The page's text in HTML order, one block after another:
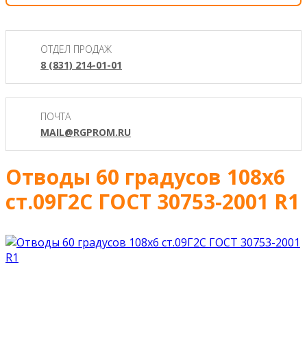
ОТДЕЛ ПРОДАЖ
8 (831) 214-01-01
ПОЧТА
MAIL@RGPROM.RU
Отводы 60 градусов 108х6
ст.09Г2С ГОСТ 30753-2001 R1